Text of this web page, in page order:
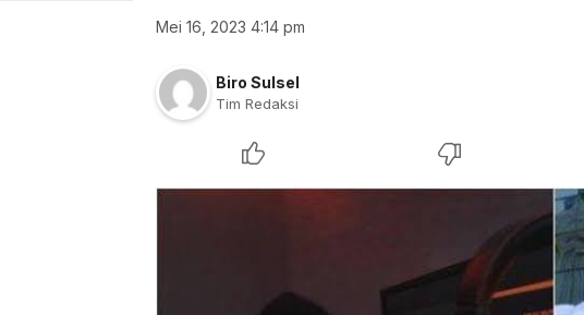
Mei 16, 2023 4:14 pm
Biro Sulsel
Tim Redaksi